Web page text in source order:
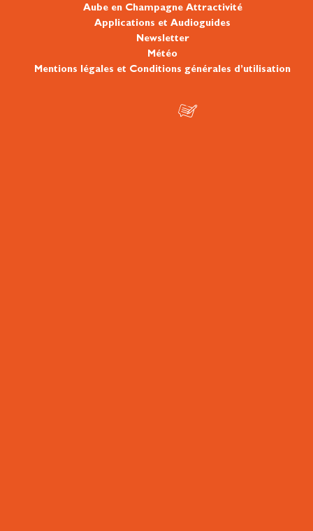
Aube en Champagne Attractivité
Applications et Audioguides
Newsletter
Météo
Mentions légales et Conditions générales d’utilisation